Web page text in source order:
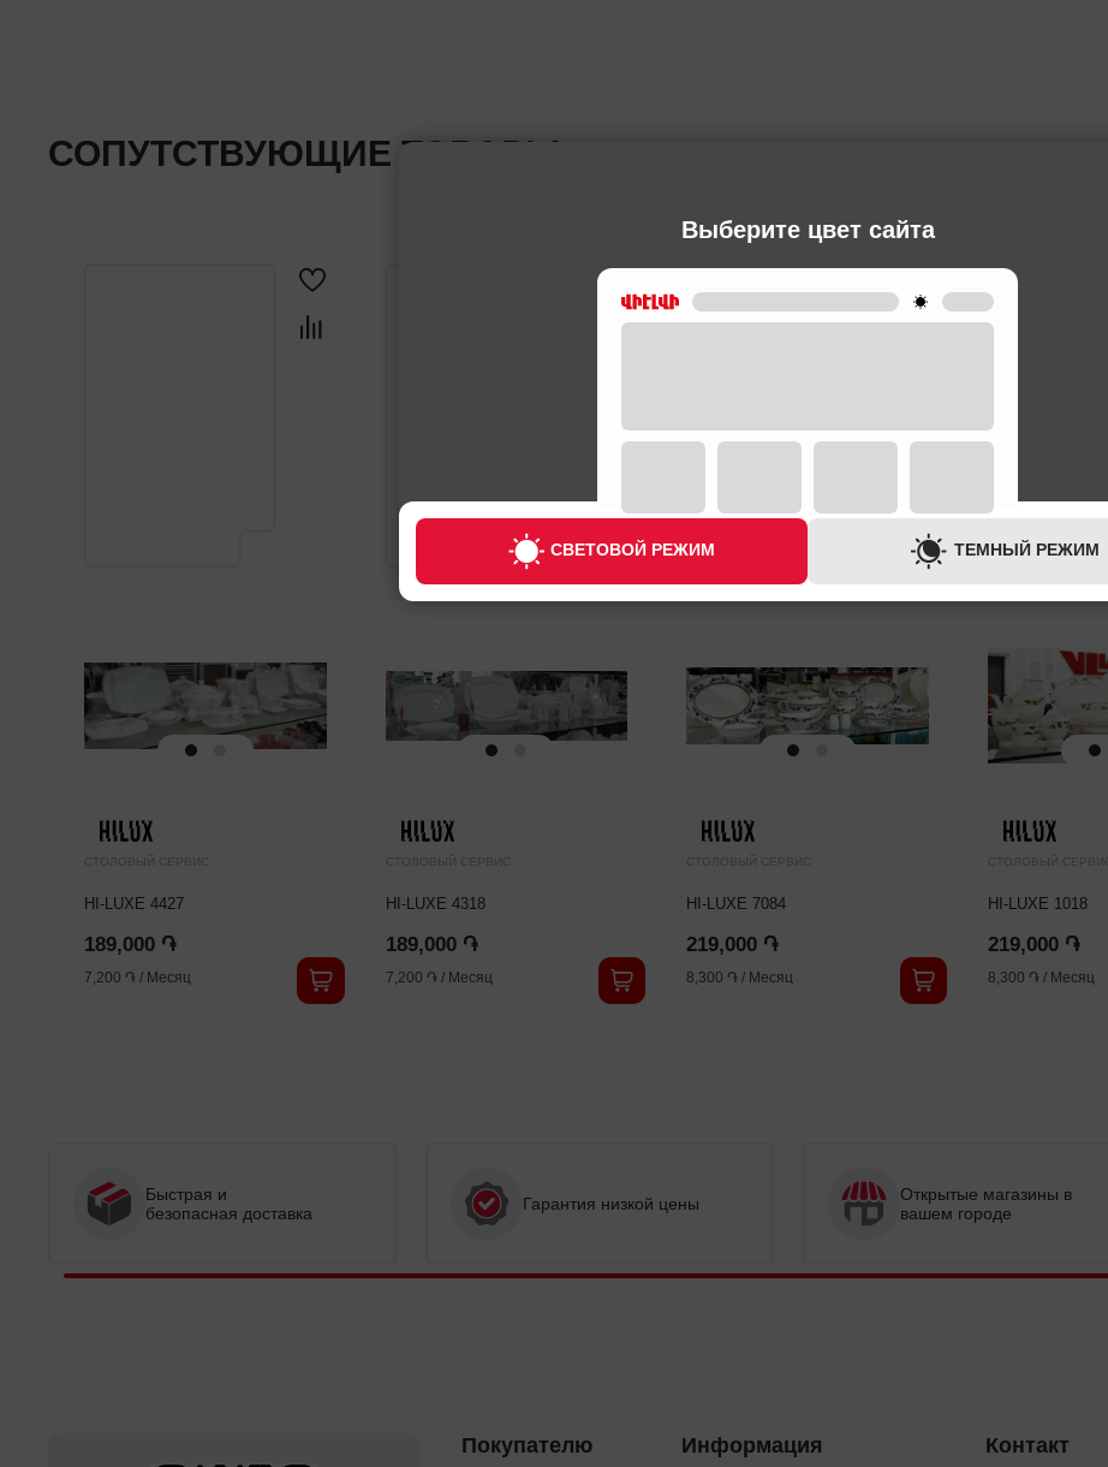
Выберите цвет сайта
СВЕТОВОЙ РЕЖИМ ТЕМНЫЙ РЕЖИМ
СОПУТСТВУЮЩИЕ ТОВАРЫ
СТОЛОВЫЙ СЕРВИС
HI-LUXE 4427
189,000 ֏
7,200 ֏ / Месяц
СТОЛОВЫЙ СЕРВИС
HI-LUXE 4318
189,000 ֏
7,200 ֏ / Месяц
СТОЛОВЫЙ СЕРВИС
HI-LUXE 7084
219,000 ֏
8,300 ֏ / Месяц
СТОЛОВЫЙ СЕРВИС
HI-LUXE 1018
219,000 ֏
8,300 ֏ / Месяц
Быстрая и
безопасная доставка
Гарантия низкой цены
Открытые магазины в
вашем городе
Покупателю Информация Контакт